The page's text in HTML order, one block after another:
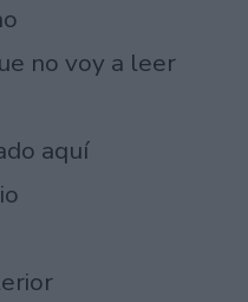
no voy a leer
aquí